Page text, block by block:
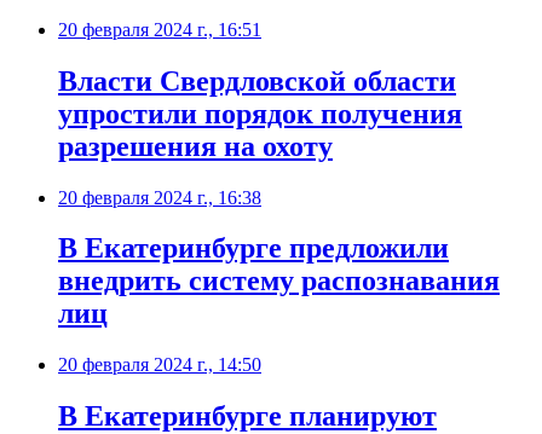
20 февраля 2024 г., 16:51
Власти Свердловской области
упростили порядок получения
разрешения на охоту
20 февраля 2024 г., 16:38
В Екатеринбурге предложили
внедрить систему распознавания
лиц
20 февраля 2024 г., 14:50
В Екатеринбурге планируют